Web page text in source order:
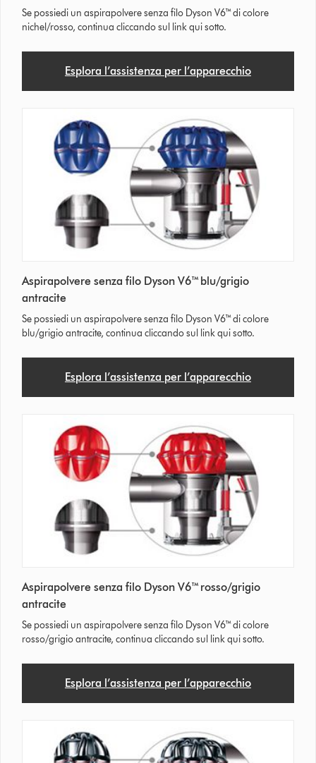
Se possiedi un aspirapolvere senza filo Dyson V6™ di colore
nichel/rosso, continua cliccando sul link qui sotto.
Esplora l’assistenza per l’apparecchio
Aspirapolvere senza filo Dyson V6™ blu/grigio
antracite
Se possiedi un aspirapolvere senza filo Dyson V6™ di colore
blu/grigio antracite, continua cliccando sul link qui sotto.
Esplora l’assistenza per l’apparecchio
Aspirapolvere senza filo Dyson V6™ rosso/grigio
antracite
Se possiedi un aspirapolvere senza filo Dyson V6™ di colore
rosso/grigio antracite, continua cliccando sul link qui sotto.
Esplora l’assistenza per l’apparecchio